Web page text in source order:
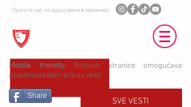
Пратите нас на друштвеним мрежама
Mobile friendly: Refresh stranice omogućava
pojednostavljen prikaz vesti
Share
SVE VESTI